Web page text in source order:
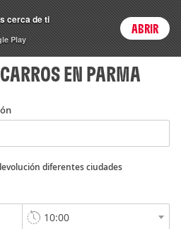
Login
EN PARMA
diferentes ciudades
cerca de ti
Play
ABRIR